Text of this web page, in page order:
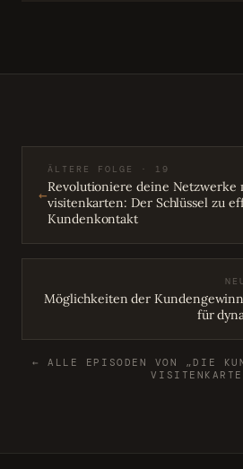
←
ÄLTERE FOLGE · 19
Revolutioniere deine Netzwerke
visitenkarten: Der Schlüssel zu
Kundenkontakt
Möglichkeiten der
für
← ALLE EPISODEN VON „DIE